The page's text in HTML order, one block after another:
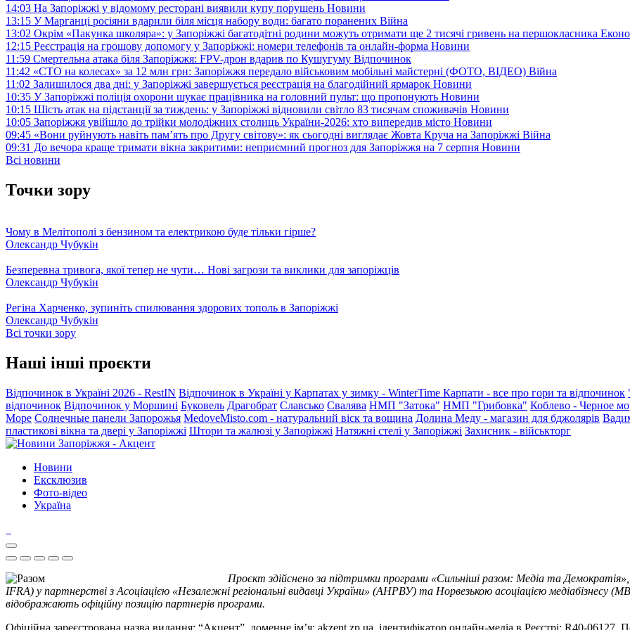
14:03 На Запоріжжі у відомому ресторані виявили купу порушень Новини
13:15 У Марганці росіяни вдарили біля місця набору води: багато поранених Війна
13:02 Окрім «Пакунка школяра»: у Запоріжжі багатодітні родини можуть отримати ще 2 тисячі гривень на першокласника
12:15 Реєстрація на грошову допомогу у Запоріжжі: номери телефонів та онлайн-форма Новини
11:59 Смертельна атака біля Запоріжжя: FPV-дрон вдарив по Кушугуму Відпочинок
11:42 «СТО на колесах» за 12 млн грн: Запоріжжя передало військовим мобільні майстерні (ФОТО, ВІДЕО) Війна
11:02 Залишилося два дні: у Запоріжжі завершується реєстрація на благодійний ярмарок Новини
10:35 У Запоріжжі поліція охорони шукає працівника на головний пульт: що пропонують Новини
10:15 Шість атак на підстанції за тиждень: у Запоріжжі відновили світло 83 тисячам споживачів Новини
10:05 Запоріжжя увійшло до трійки молодіжних столиць України-2026: хто випередив місто Новини
09:45 «Вони руйнують навіть пам’ять про Другу світову»: як сьогодні виглядає Жовта Круча на Запоріжжі Війна
09:31 До вечора краще тримати вікна закритими: неприємний прогноз для Запоріжжя на 7 серпня Новини
Всі новини
Точки зору
Чому в Мелітополі з бензином та електрикою буде тільки гірше?
Олександр Чубукін
Безперевна тривога, якої тепер не чути… Нові загрози та виклики для запоріжців
Олександр Чубукін
Регіна Харченко, зупиніть спилювання здорових тополь в Запоріжжі
Олександр Чубукін
Всі точки зору
Наші інші проєкти
Відпочинок в Україні 2026 - RestIN Відпочинок в Україні у Карпатах у зимку - WinterTime Карпати - все про гори та відпочинок
відпочинок Відпочинок у Моршині Буковель Драгобрат Славсько Свалява НМП "Затока" НМП "Грибовка" Коблево - Черное
Море Солнечные панели Запорожья MedoveMisto.com - натуральний віск та вощина Долина Меду - магазин для бджолярів
пластикові вікна та двері у Запоріжжі Штори та жалюзі у Запоріжжі Натяжні стелі у Запоріжжі Захисник - військторг
Новини
Ексклюзив
Фото-відео
Україна
Проєкт здійснено за підтримки програми «Сильніші разом: Медіа та
IFRA) у партнерстві з Асоціацією «Незалежні регіональні видавці України» (АНРВУ) та Норвезькою асоціацією медіабізнесу
відображають офіційну позицію партнерів програми.